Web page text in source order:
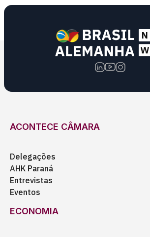
ACONTECE CÂMARA
Delegações
AHK Paraná
Entrevistas
Eventos
ECONOMIA